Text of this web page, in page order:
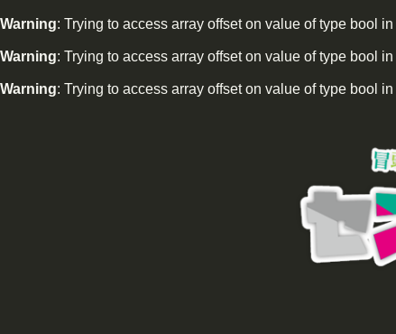
Warning: Trying to access array offset on value of type bool in
Warning: Trying to access array offset on value of type bool in
Warning: Trying to access array offset on value of type bool in